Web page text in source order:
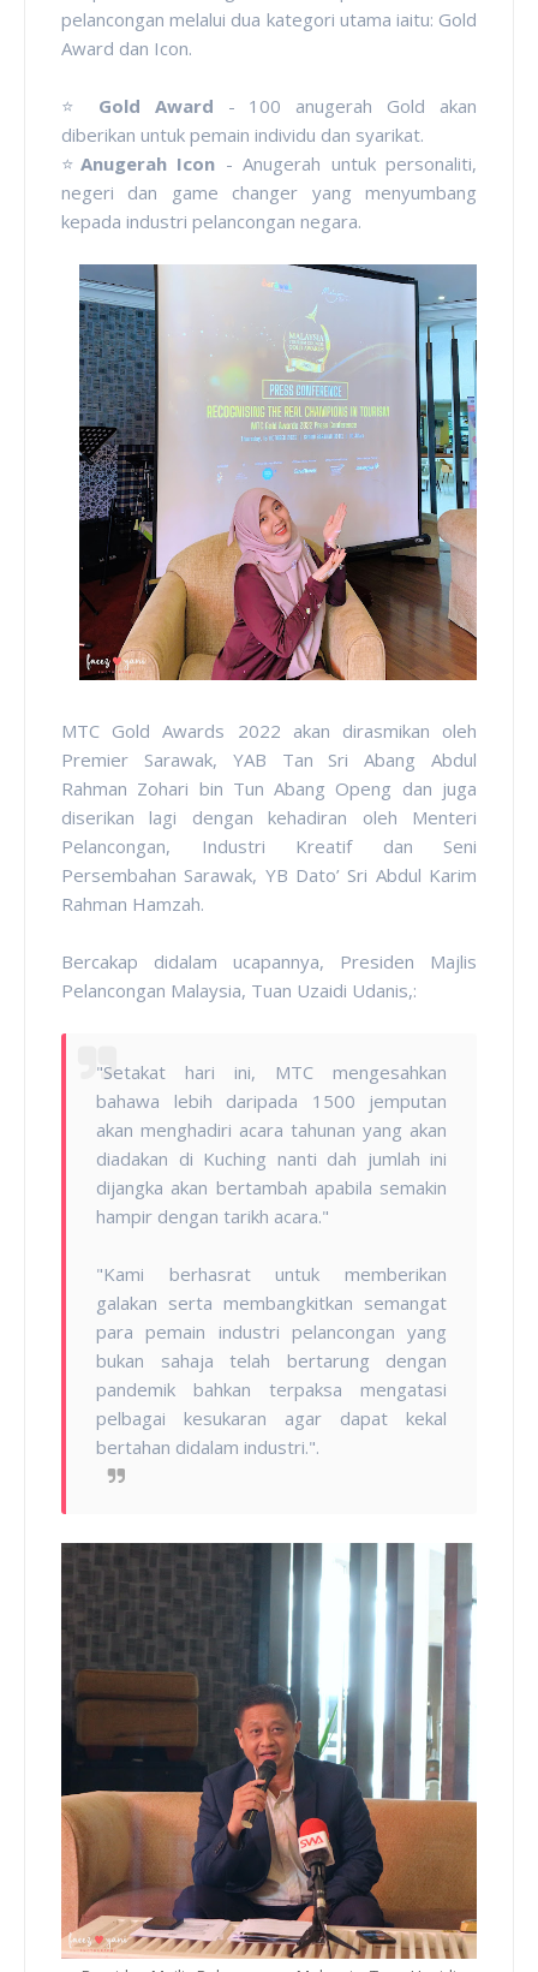
pelancongan melalui dua kategori utama iaitu: Gold
Award dan Icon.
⭐ Gold Award - 100 anugerah Gold akan
diberikan untuk pemain individu dan syarikat.
⭐ Anugerah Icon - Anugerah untuk personaliti,
negeri dan game changer yang menyumbang
kepada industri pelancongan negara.
MTC Gold Awards 2022 akan dirasmikan oleh
Premier Sarawak, YAB Tan Sri Abang Abdul
Rahman Zohari bin Tun Abang Openg dan juga
diserikan lagi dengan kehadiran oleh Menteri
Pelancongan, Industri Kreatif dan Seni
Persembahan Sarawak, YB Dato’ Sri Abdul Karim
Rahman Hamzah.
Bercakap didalam ucapannya, Presiden Majlis
Pelancongan Malaysia, Tuan Uzaidi Udanis,:
"Setakat hari ini, MTC mengesahkan
bahawa lebih daripada 1500 jemputan
akan menghadiri acara tahunan yang akan
diadakan di Kuching nanti dah jumlah ini
dijangka akan bertambah apabila semakin
hampir dengan tarikh acara."
"Kami berhasrat untuk memberikan
galakan serta membangkitkan semangat
para pemain industri pelancongan yang
bukan sahaja telah bertarung dengan
pandemik bahkan terpaksa mengatasi
pelbagai kesukaran agar dapat kekal
bertahan didalam industri.".